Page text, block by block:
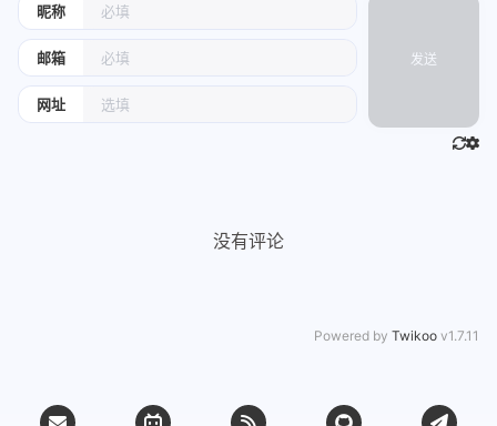
昵称
邮箱
网址
发送
没有评论
Powered by Twikoo v1.7.11